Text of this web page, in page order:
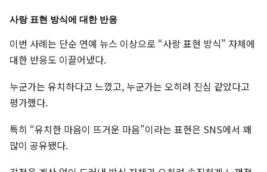
사랑 표현 방식에 대한 반응
이번 사례는 단순 연예 뉴스 이상으로 “사랑 표현 방식” 자체에
대한 반응도 이끌어냈다.
누군가는 유치하다고 느꼈고, 누군가는 오히려 진심 같았다고
평가했다.
특히 “유치한 마음이 뜨거운 마음”이라는 표현은 SNS에서 꽤
많이 공유됐다.